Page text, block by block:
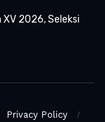
XV 2026, Seleksi
Privacy Policy